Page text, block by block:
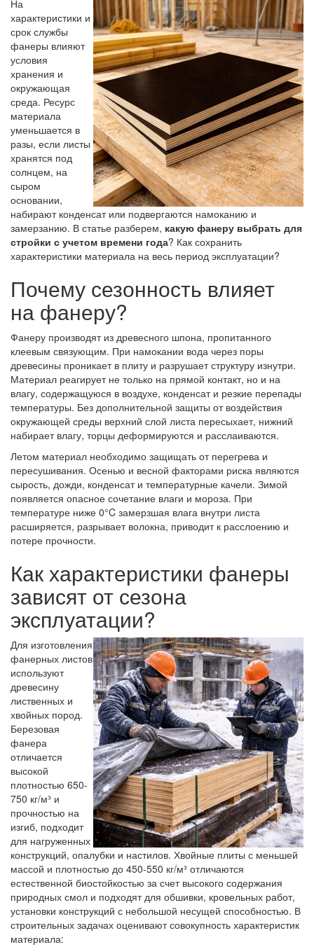
На
характеристики и
срок службы
фанеры влияют
условия
хранения и
окружающая
среда. Ресурс
материала
уменьшается в
разы, если листы
хранятся под
солнцем, на
сыром
основании,
набирают конденсат или подвергаются намоканию и
замерзанию. В статье разберем, какую фанеру выбрать для
стройки с учетом времени года? Как сохранить
характеристики материала на весь период эксплуатации?
Почему сезонность влияет
на фанеру?
Фанеру производят из древесного шпона, пропитанного
клеевым связующим. При намокании вода через поры
древесины проникает в плиту и разрушает структуру изнутри.
Материал реагирует не только на прямой контакт, но и на
влагу, содержащуюся в воздухе, конденсат и резкие перепады
температуры. Без дополнительной защиты от воздействия
окружающей среды верхний слой листа пересыхает, нижний
набирает влагу, торцы деформируются и расслаиваются.
Летом материал необходимо защищать от перегрева и
пересушивания. Осенью и весной факторами риска являются
сырость, дожди, конденсат и температурные качели. Зимой
появляется опасное сочетание влаги и мороза. При
температуре ниже 0°C замерзшая влага внутри листа
расширяется, разрывает волокна, приводит к расслоению и
потере прочности.
Как характеристики фанеры
зависят от сезона
эксплуатации?
Для изготовления
фанерных листов
используют
древесину
лиственных и
хвойных пород.
Березовая
фанера
отличается
высокой
плотностью 650-
750 кг/м³ и
прочностью на
изгиб, подходит
для нагруженных
конструкций, опалубки и настилов. Хвойные плиты с меньшей
массой и плотностью до 450-550 кг/м³ отличаются
естественной биостойкостью за счет высокого содержания
природных смол и подходят для обшивки, кровельных работ,
установки конструкций с небольшой несущей способностью. В
строительных задачах оценивают совокупность характеристик
материала: